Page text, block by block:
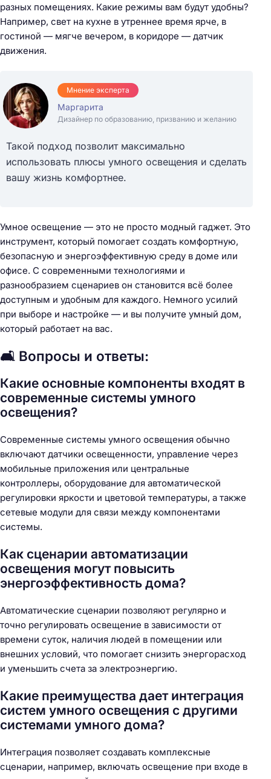
разных помещениях. Какие режимы вам будут удобны?
Например, свет на кухне в утреннее время ярче, в
гостиной — мягче вечером, в коридоре — датчик
движения.
Мнение эксперта
Маргарита
Дизайнер по образованию, призванию и желанию
Такой подход позволит максимально
использовать плюсы умного освещения и сделать
вашу жизнь комфортнее.
Умное освещение — это не просто модный гаджет. Это
инструмент, который помогает создать комфортную,
безопасную и энергоэффективную среду в доме или
офисе. С современными технологиями и
разнообразием сценариев он становится всё более
доступным и удобным для каждого. Немного усилий
при выборе и настройке — и вы получите умный дом,
который работает на вас.
🛋️ Вопросы и ответы:
Какие основные компоненты входят в
современные системы умного
освещения?
Современные системы умного освещения обычно
включают датчики освещенности, управление через
мобильные приложения или центральные
контроллеры, оборудование для автоматической
регулировки яркости и цветовой температуры, а также
сетевые модули для связи между компонентами
системы.
Как сценарии автоматизации
освещения могут повысить
энергоэффективность дома?
Автоматические сценарии позволяют регулярно и
точно регулировать освещение в зависимости от
времени суток, наличия людей в помещении или
внешних условий, что помогает снизить энергорасход
и уменьшить счета за электроэнергию.
Какие преимущества дает интеграция
систем умного освещения с другими
системами умного дома?
Интеграция позволяет создавать комплексные
сценарии, например, включать освещение при входе в